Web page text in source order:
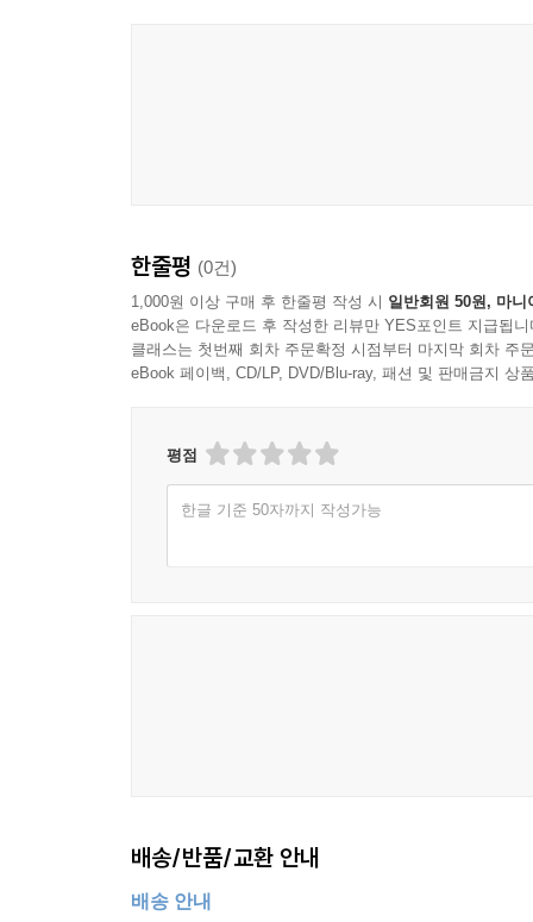
6장 설비 및 전기 공사의 감리 기준
기계설비 공사의 시공 검토 기준
배관 공사의 설치 상태 확인
환기 및 공조 설비의 성능 점검
소방설비 공사의 법정 기준 검토
설비 공사 시운전과 확인 절차
품질관리계획의 검토 기준
시험 및 검사 결과의 확인 절차
한줄평 (0건)
1,000원 이상 구매 후 한줄평 작성 시 일반회원 50원, 마니
eBook은 다운로드 후 작성한 리뷰만 YES포인트 지급됩니
클래스는 첫번째 회차 주문확정 시점부터 마지막 회차 주
eBook 페이백, CD/LP, DVD/Blu-ray, 패션 및 판매금지 상
평점
한글 기준 50자까지 작성가능
배송/반품/교환 안내
배송 안내